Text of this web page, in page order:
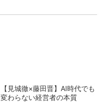
【見城徹×藤田晋】AI時代でも
変わらない経営者の本質